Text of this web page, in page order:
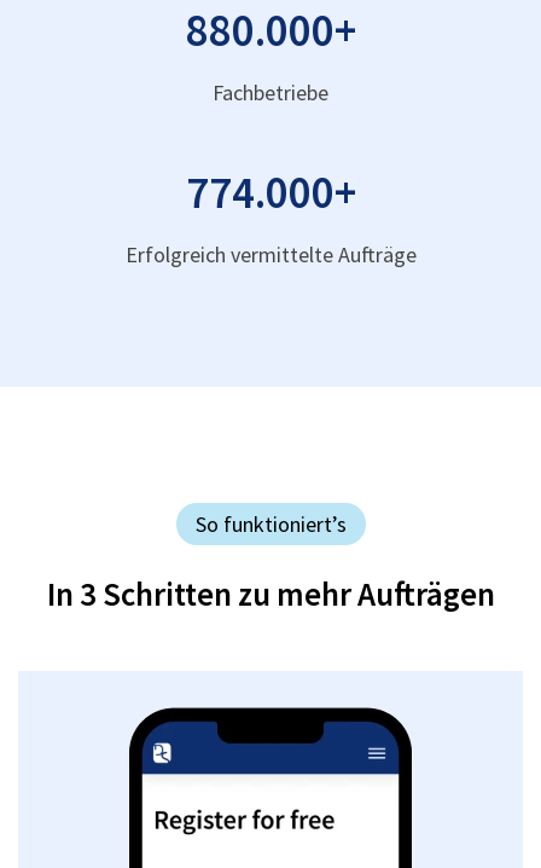
880.000+
Fachbetriebe
774.000+
Erfolgreich vermittelte Aufträge
So funktioniert’s
In 3 Schritten zu mehr Aufträgen